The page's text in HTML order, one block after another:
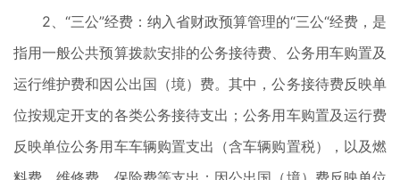
2、“三公”经费：纳入省财政预算管理的“三公“经费，是
指用一般公共预算拨款安排的公务接待费、公务用车购置及
运行维护费和因公出国（境）费。其中，公务接待费反映单
位按规定开支的各类公务接待支出；公务用车购置及运行费
反映单位公务用车车辆购置支出（含车辆购置税），以及燃